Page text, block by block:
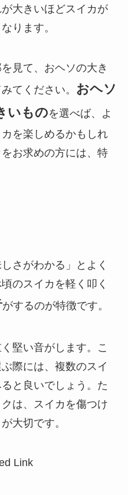
大きいほどスイカが
ります。
見て、おヘソの大き
てください。 おヘソ
いものを選べば、よ
を楽しめるかもしれ
お求めの方には、特
さがわかる」とよく
のスイカを軽く叩く
がするのが特徴です。
堅い音がします。こ
際には、複数のスイ
と良いでしょう。た
は、スイカを傷つけ
大切です。
Link